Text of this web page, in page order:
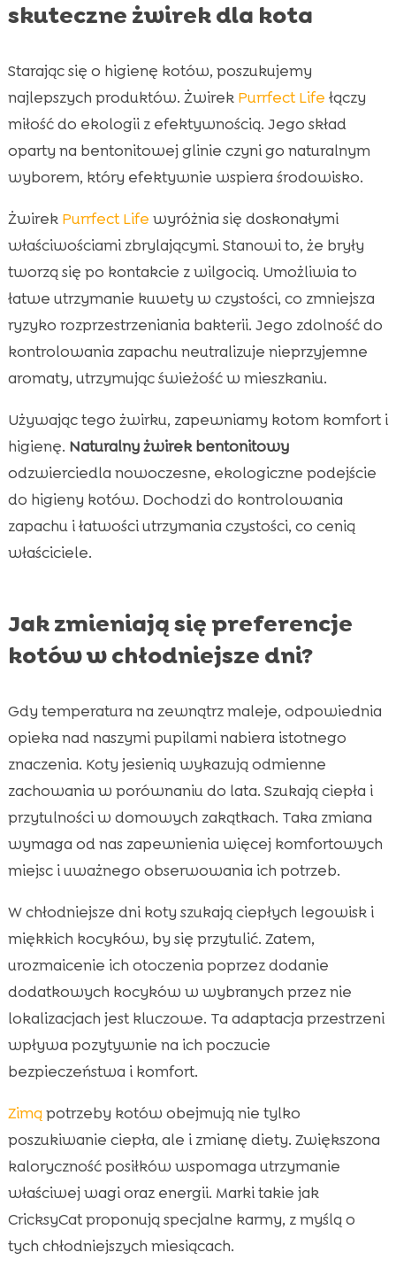
skuteczne żwirek dla kota
Starając się o higienę kotów, poszukujemy
najlepszych produktów. Żwirek Purrfect Life łączy
miłość do ekologii z efektywnością. Jego skład
oparty na bentonitowej glinie czyni go naturalnym
wyborem, który efektywnie wspiera środowisko.
Żwirek Purrfect Life wyróżnia się doskonałymi
właściwościami zbrylającymi. Stanowi to, że bryły
tworzą się po kontakcie z wilgocią. Umożliwia to
łatwe utrzymanie kuwety w czystości, co zmniejsza
ryzyko rozprzestrzeniania bakterii. Jego zdolność do
kontrolowania zapachu neutralizuje nieprzyjemne
aromaty, utrzymując świeżość w mieszkaniu.
Używając tego żwirku, zapewniamy kotom komfort i
higienę. Naturalny żwirek bentonitowy
odzwierciedla nowoczesne, ekologiczne podejście
do higieny kotów. Dochodzi do kontrolowania
zapachu i łatwości utrzymania czystości, co cenią
właściciele.
Jak zmieniają się preferencje
kotów w chłodniejsze dni?
Gdy temperatura na zewnątrz maleje, odpowiednia
opieka nad naszymi pupilami nabiera istotnego
znaczenia. Koty jesienią wykazują odmienne
zachowania w porównaniu do lata. Szukają ciepła i
przytulności w domowych zakątkach. Taka zmiana
wymaga od nas zapewnienia więcej komfortowych
miejsc i uważnego obserwowania ich potrzeb.
W chłodniejsze dni koty szukają ciepłych legowisk i
miękkich kocyków, by się przytulić. Zatem,
urozmaicenie ich otoczenia poprzez dodanie
dodatkowych kocyków w wybranych przez nie
lokalizacjach jest kluczowe. Ta adaptacja przestrzeni
wpływa pozytywnie na ich poczucie
bezpieczeństwa i komfort.
Zimą potrzeby kotów obejmują nie tylko
poszukiwanie ciepła, ale i zmianę diety. Zwiększona
kaloryczność posiłków wspomaga utrzymanie
właściwej wagi oraz energii. Marki takie jak
CricksyCat proponują specjalne karmy, z myślą o
tych chłodniejszych miesiącach.